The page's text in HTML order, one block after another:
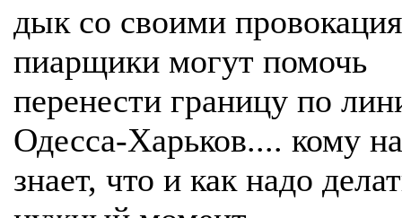
дык со своими
пиарщики могут помочь
перенести границу по
Одесса-Харьков.... кому
знает, что и как надо